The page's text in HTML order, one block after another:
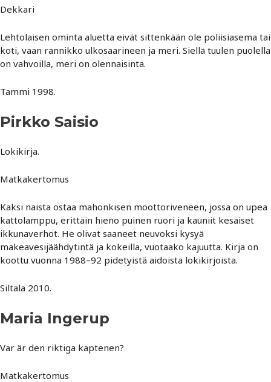
Dekkari
Lehtolaisen ominta aluetta eivät sittenkään ole poliisiasema tai
koti, vaan rannikko ulkosaarineen ja meri. Siellä tuulen puolella
on vahvoilla, meri on olennaisinta.
Tammi 1998.
Pirkko Saisio
Lokikirja.
Matkakertomus
Kaksi naista ostaa mahonkisen moottoriveneen, jossa on upea
kattolamppu, erittäin hieno puinen ruori ja kauniit kesäiset
ikkunaverhot. He olivat saaneet neuvoksi kysyä
makeavesijäähdytintä ja kokeilla, vuotaako kajuutta. Kirja on
koottu vuonna 1988–92 pidetyistä aidoista lokikirjoista.
Siltala 2010.
Maria Ingerup
Var är den riktiga kaptenen?
Matkakertomus